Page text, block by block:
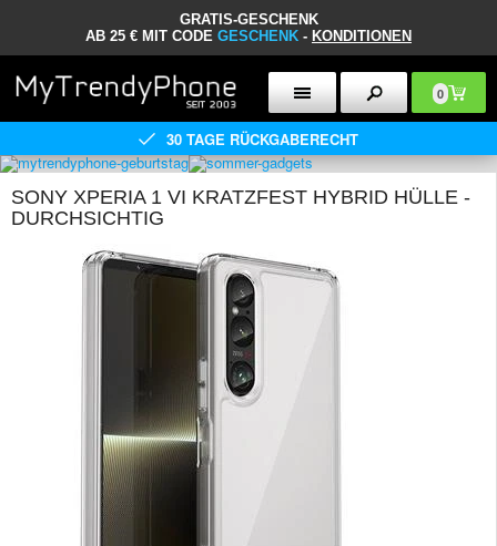
GRATIS-GESCHENK
AB 25 € MIT CODE GESCHENK - KONDITIONEN
0
30 TAGE RÜCKGABERECHT
SONY XPERIA 1 VI KRATZFEST HYBRID HÜLLE -
DURCHSICHTIG